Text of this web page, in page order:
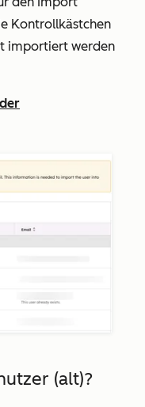
Kontrollkästchen
importiert werden
(alt)?